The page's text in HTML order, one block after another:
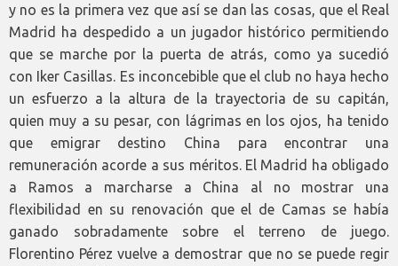
y no es la primera vez que así se dan las cosas, que el Real
Madrid ha despedido a un jugador histórico permitiendo
que se marche por la puerta de atrás, como ya sucedió
con Iker Casillas. Es inconcebible que el club no haya hecho
un esfuerzo a la altura de la trayectoria de su capitán,
quien muy a su pesar, con lágrimas en los ojos, ha tenido
que emigrar destino China para encontrar una
remuneración acorde a sus méritos. El Madrid ha obligado
a Ramos a marcharse a China al no mostrar una
flexibilidad en su renovación que el de Camas se había
ganado sobradamente sobre el terreno de juego.
Florentino Pérez vuelve a demostrar que no se puede regir